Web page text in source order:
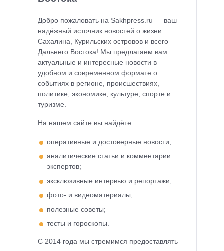
Добро пожаловать на Sakhpress.ru — ваш
надёжный источник новостей о жизни
Сахалина, Курильских островов и всего
Дальнего Востока! Мы предлагаем вам
актуальные и интересные новости в
удобном и современном формате о
событиях в регионе, происшествиях,
политике, экономике, культуре, спорте и
туризме.
На нашем сайте вы найдёте:
оперативные и достоверные новости;
аналитические статьи и комментарии
экспертов;
эксклюзивные интервью и репортажи;
фото- и видеоматериалы;
полезные советы;
тесты и гороскопы.
С 2014 года мы стремимся предоставлять